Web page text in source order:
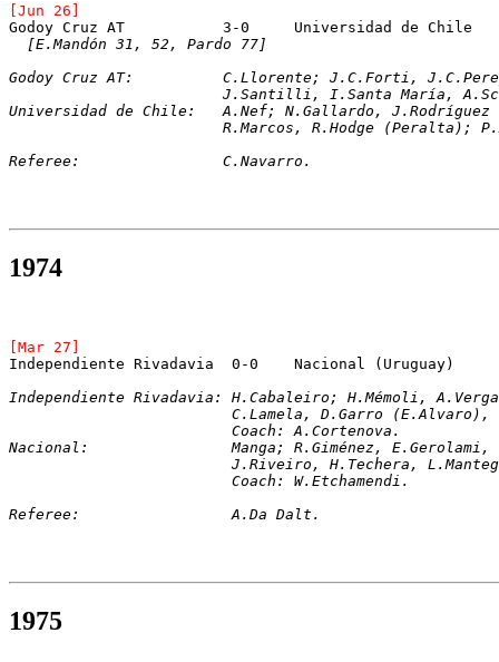
[Jun 26]
Godoy Cruz AT		3-0	Universidad de Chile
[E.Mandón 31, 52, Pardo 77]
Godoy Cruz AT:		C.Llorente;
J.Santilli, I.Santa María,
Universidad de Chile:	A.Nef;
R.Marcos, R.Hodge (Peralta);
Referee:		C.Navarro.
1974
[Mar 27]
Independiente Rivadavia  0-0	Nacional (Uruguay)
Independiente Rivadavia: H.Cabaleiro; H.Mémoli,
C.Lamela, D.Garro
			 Coach: A.Cortenova.
Nacional:		 Manga; R.Giménez,
J.Riveiro, H.Techera,
			 Coach: W.Etchamendi.
Referee:		 A.Da Dalt.
1975